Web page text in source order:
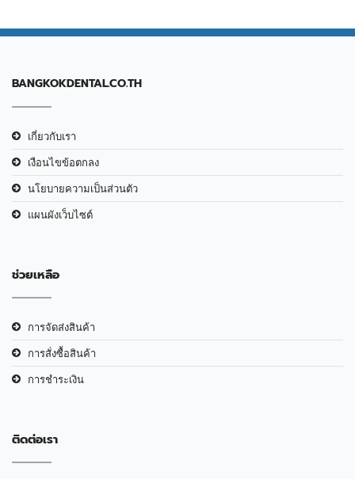
BANGKOKDENTAL.CO.TH
เกี่ยวกับเรา
เงือนไขข้อตกลง
นโยบายความเป็นส่วนตัว
แผนผังเว็บไซต์
ช่วยเหลือ
การจัดส่งสินค้า
การสั่งซื้อสินค้า
การชำระเงิน
ติดต่อเรา